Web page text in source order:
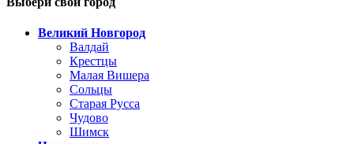
Великий Новгород
Валдай
Крестцы
Малая Вишера
Сольцы
Старая Русса
Чудово
Шимск